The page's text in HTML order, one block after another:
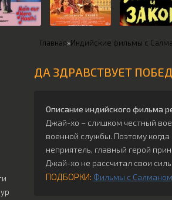
Главная»Индийские фильмы с
ДА ЗДРАВСТВУЕТ
Описание индийского фильма
Джай-хо – слишком честный
военной службы. Поэтому
неприятель, главный герой
Джай-хо не рассчитал свои
ПОДБОРКИ: Фильмы с